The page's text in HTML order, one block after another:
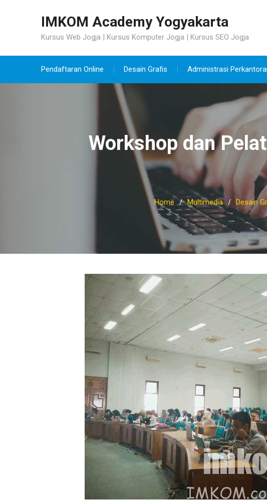
IMKOM Academy Yogyakarta
Kursus Web Jogja | Kursus Komputer Jogja | Kursus SEO Jogja
Pendaftaran Online Desain Grafis Administrasi
Workshop dan
Home Multimedia Desain